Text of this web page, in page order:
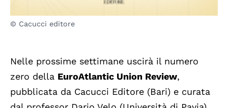
© Cacucci editore
Nelle prossime settimane uscirà il numero
zero della EuroAtlantic Union Review,
pubblicata da Cacucci Editore (Bari) e curata